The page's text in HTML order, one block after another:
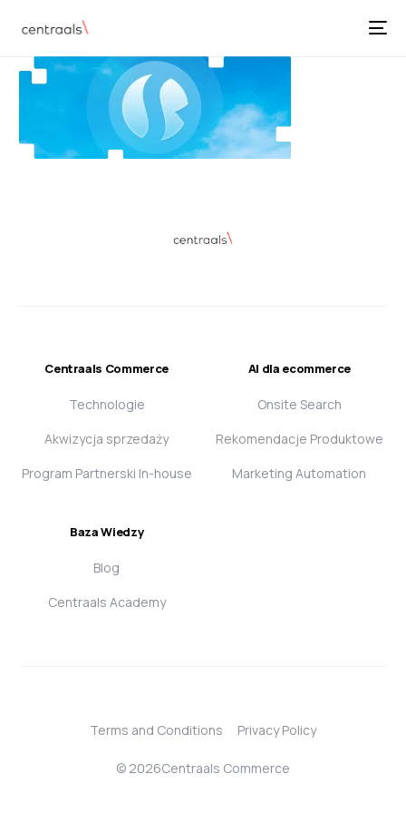
Centraals Commerce
Technologie
Akwizycja sprzedaży
Program Partnerski In-house
AI dla ecommerce
Onsite Search
Rekomendacje Produktowe
Marketing Automation
Baza Wiedzy
Blog
Centraals Academy
© 2026Centraals Commerce
Terms and Conditions Privacy Policy
Login